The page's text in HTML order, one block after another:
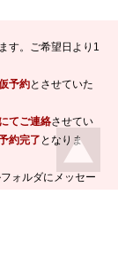
す。ご希望日より1
予約とさせていた
てご連絡させてい
約完了 となりま
ォルダにメッセー